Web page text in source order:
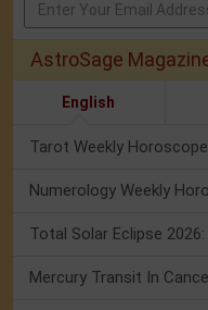
AstroSage
English
Tarot Weekly
Total Solar Eclipse